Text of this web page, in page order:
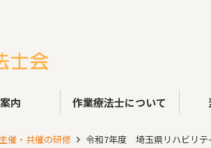
内 作業療法士について
催・共催の研修 令和7年度 埼玉県リハビリテ